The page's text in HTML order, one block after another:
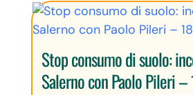
Stop consumo di suolo:
Salerno con Paolo Pileri